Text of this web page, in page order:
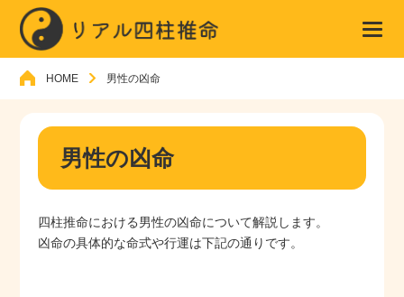
HOME 男性の凶命
男性の凶命
四柱推命における男性の凶命について解説します。
凶命の具体的な命式や行運は下記の通りです。